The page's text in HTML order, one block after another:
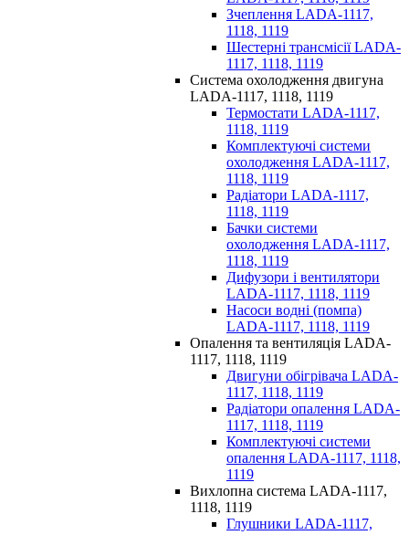
Зчеплення LADA-1117,
1118, 1119
Шестерні трансмісії LADA-
1117, 1118, 1119
Система охолодження двигуна
LADA-1117, 1118, 1119
Термостати LADA-1117,
1118, 1119
Комплектуючі системи
охолодження LADA-1117,
1118, 1119
Радіатори LADA-1117,
1118, 1119
Бачки системи
охолодження LADA-1117,
1118, 1119
Дифузори і вентилятори
LADA-1117, 1118, 1119
Насоси водні (помпа)
LADA-1117, 1118, 1119
Опалення та вентиляція LADA-
1117, 1118, 1119
Двигуни обігрівача LADA-
1117, 1118, 1119
Радіатори опалення LADA-
1117, 1118, 1119
Комплектуючі системи
опалення LADA-1117, 1118,
1119
Вихлопна система LADA-1117,
1118, 1119
Глушники LADA-1117,